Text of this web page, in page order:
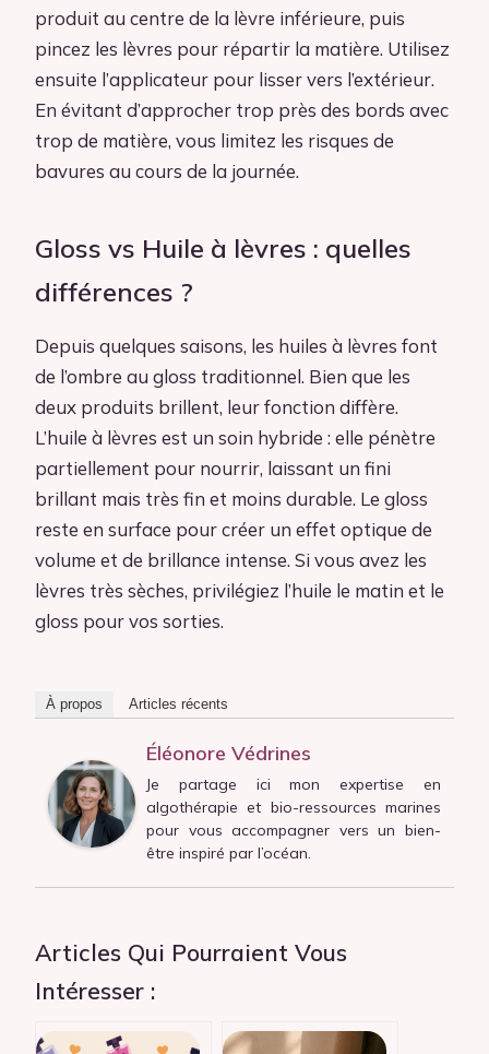
produit au centre de la lèvre inférieure, puis
pincez les lèvres pour répartir la matière. Utilisez
ensuite l’applicateur pour lisser vers l’extérieur.
En évitant d’approcher trop près des bords avec
trop de matière, vous limitez les risques de
bavures au cours de la journée.
Gloss vs Huile à lèvres : quelles
différences ?
Depuis quelques saisons, les huiles à lèvres font
de l’ombre au gloss traditionnel. Bien que les
deux produits brillent, leur fonction diffère.
L’huile à lèvres est un soin hybride : elle pénètre
partiellement pour nourrir, laissant un fini
brillant mais très fin et moins durable. Le gloss
reste en surface pour créer un effet optique de
volume et de brillance intense. Si vous avez les
lèvres très sèches, privilégiez l’huile le matin et le
gloss pour vos sorties.
À propos Articles récents
Éléonore Védrines
Je partage ici mon expertise en
algothérapie et bio-ressources marines
pour vous accompagner vers un bien-
être inspiré par l’océan.
Articles Qui Pourraient Vous
Intéresser :